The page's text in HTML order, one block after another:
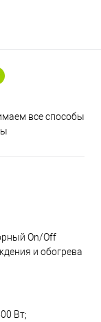
все способы
On/Off
и обогрева
Вт;